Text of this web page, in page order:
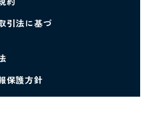
引法に基づ
保護方針